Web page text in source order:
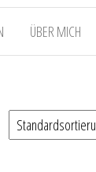
ÜBER MICH